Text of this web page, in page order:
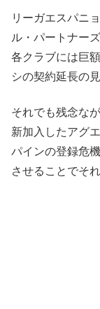
リーガエスパニ
ル・パートナー
各クラブには巨
シの契約延長の
それでも残念な
新加入したアグ
パインの登録危
させることでそ